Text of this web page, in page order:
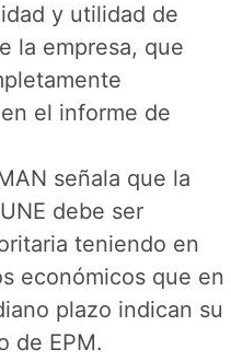
y utilidad de
la empresa, que
el informe de
señala que la
debe ser
teniendo en
económicos que en
plazo indican su
de EPM.